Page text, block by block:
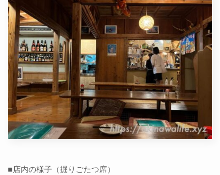
■店内の様子（掘りごたつ席）